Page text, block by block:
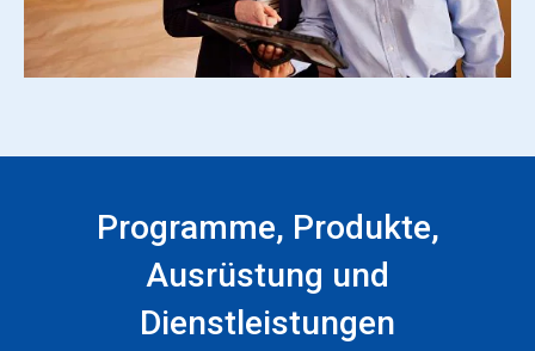
Programme, Produkte,
Ausrüstung und
Dienstleistungen